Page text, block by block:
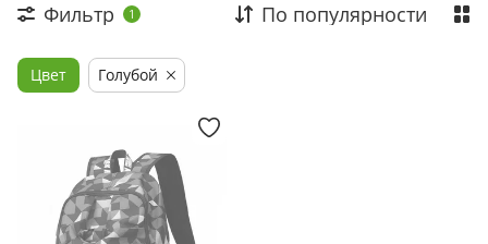
Фильтр 1 По популярности
Цвет Голубой